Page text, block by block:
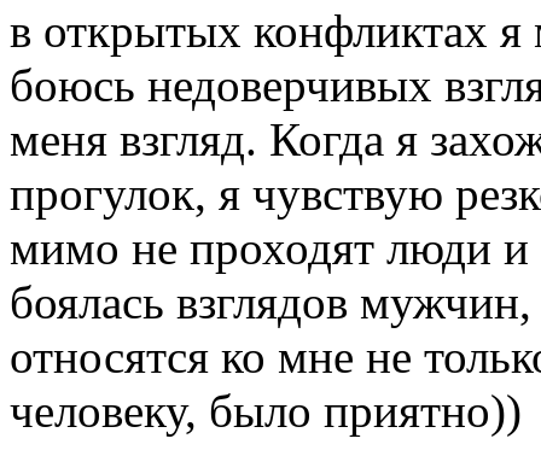
в открытых конфликтах я
боюсь недоверчивых
меня взгляд. Когда я
прогулок, я чувствую
мимо не проходят люди и
боялась взглядов
относятся ко мне не
человеку, было приятно))